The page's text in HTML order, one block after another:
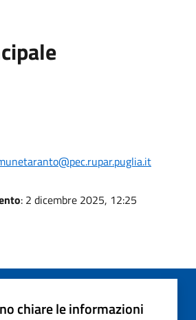
: 2 dicembre 2025, 12:25
chiare le informazioni